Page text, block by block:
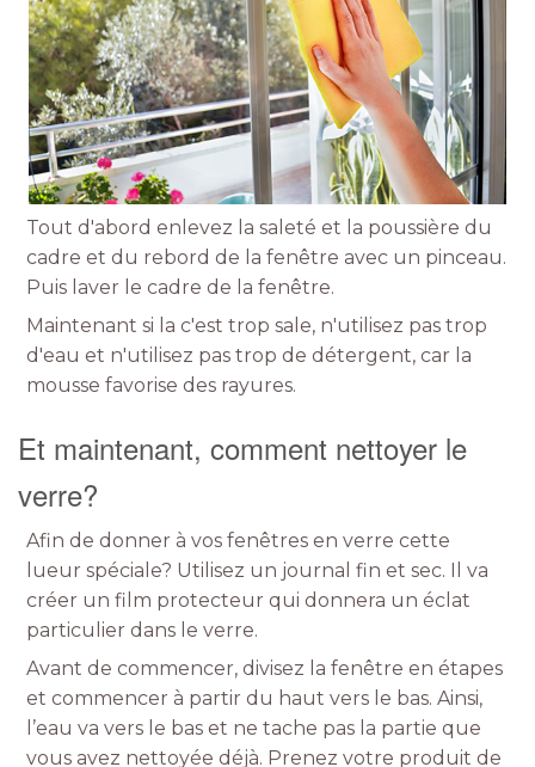
Tout d'abord enlevez la saleté et la poussière du
cadre et du rebord de la fenêtre avec un pinceau.
Puis laver le cadre de la fenêtre.
Maintenant si la c'est trop sale, n'utilisez pas trop
d'eau et n'utilisez pas trop de détergent, car la
mousse favorise des rayures.
Et maintenant, comment nettoyer le
verre?
Afin de donner à vos fenêtres en verre cette
lueur spéciale? Utilisez un journal fin et sec. Il va
créer un film protecteur qui donnera un éclat
particulier dans le verre.
Avant de commencer, divisez la fenêtre en étapes
et commencer à partir du haut vers le bas. Ainsi,
l’eau va vers le bas et ne tache pas la partie que
vous avez nettoyée déjà. Prenez votre produit de